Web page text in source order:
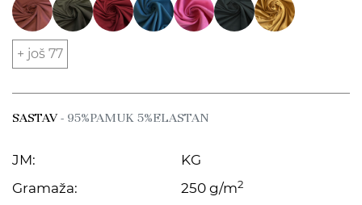
+ još 77
SASTAV- 95%PAMUK 5%ELASTAN
JM:
KG
Gramaža:
250 g/m2